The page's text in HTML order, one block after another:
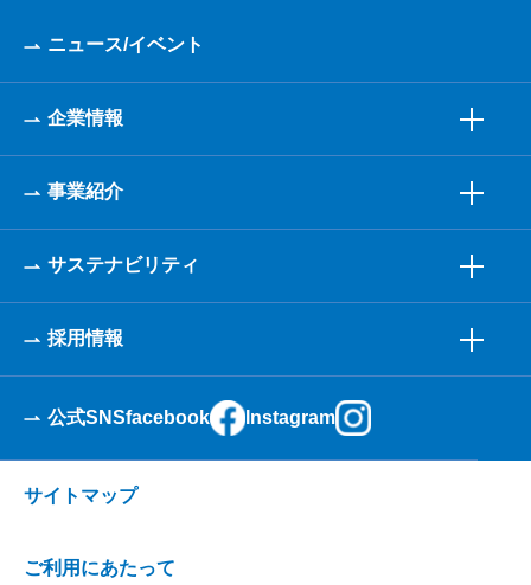
ニュース/イベント
企業情報
事業紹介
サステナビリティ
採用情報
公式SNSfacebook Instagram
サイトマップ
ご利用にあたって